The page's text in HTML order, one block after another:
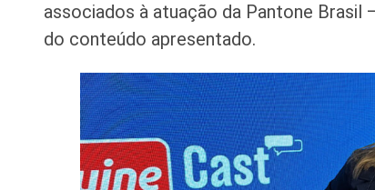
associados à atuação da Pantone
do conteúdo apresentado.